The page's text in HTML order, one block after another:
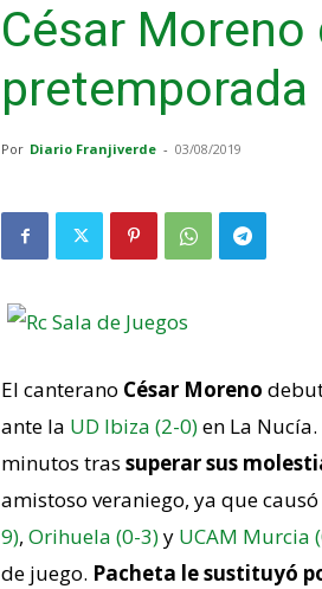
César
pretemporada
Por Diario Franjiverde - 03/08/2019
El canterano César Moreno
ante la UD Ibiza (2-0)en La
minutos tras superar sus
amistoso veraniego, ya que
9), Orihuela (0-3)y UCAM Murcia
de juego. Pacheta le sustituyó